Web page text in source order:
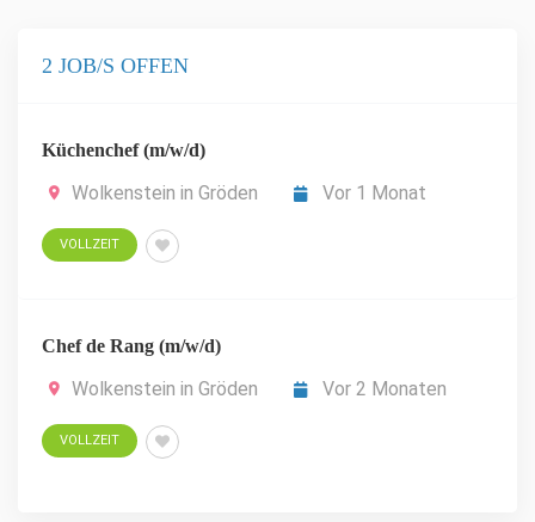
2 JOB/S OFFEN
Küchenchef (m/w/d)
Wolkenstein in Gröden Vor 1 Monat
VOLLZEIT
Chef de Rang (m/w/d)
Wolkenstein in Gröden Vor 2 Monaten
VOLLZEIT